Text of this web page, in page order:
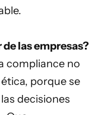
lasempresas?
compliance no
porque se
decisiones